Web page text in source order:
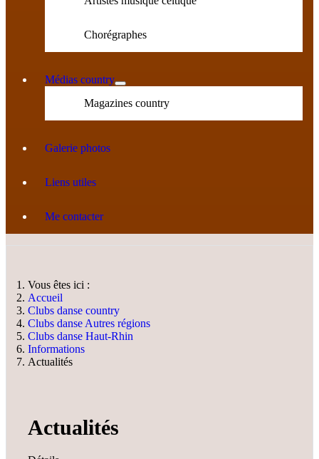
Chorégraphes
Médias country
Magazines country
Galerie photos
Liens utiles
Me contacter
Vous êtes ici :
Accueil
Clubs danse country
Clubs danse Autres régions
Clubs danse Haut-Rhin
Informations
Actualités
Actualités